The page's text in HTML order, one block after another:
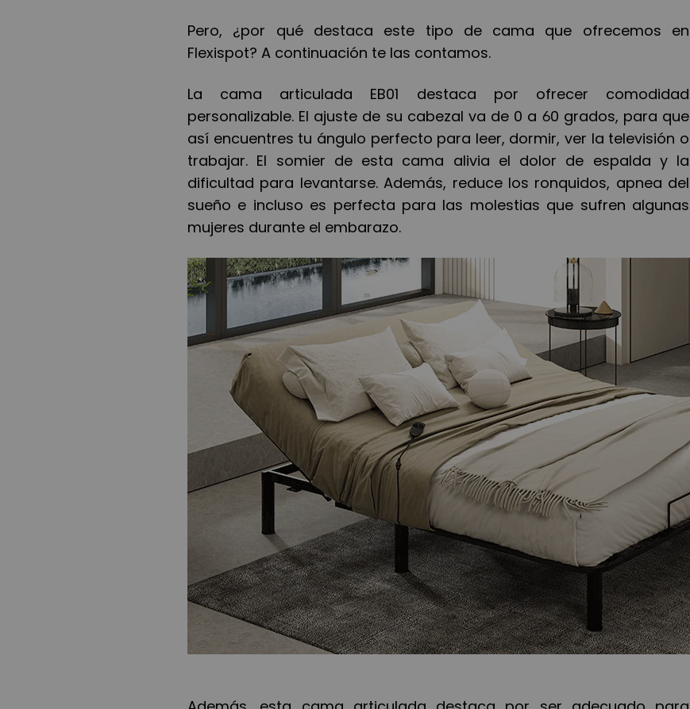
Pero, ¿por qué destaca este tipo de cama que ofrecemos en
Flexispot? A continuación te las contamos.
La cama articulada EB01 destaca por ofrecer comodidad
personalizable. El ajuste de su cabezal va de 0 a 60 grados, para que
así encuentres tu ángulo perfecto para leer, dormir, ver la televisión o
trabajar. El somier de esta cama alivia el dolor de espalda y la
dificultad para levantarse. Además, reduce los ronquidos, apnea del
sueño e incluso es perfecta para las molestias que sufren algunas
mujeres durante el embarazo.